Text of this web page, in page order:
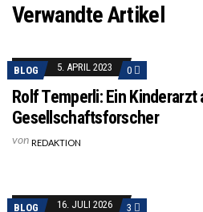
Verwandte Artikel
BLOG 5. APRIL 2023 0
Rolf Temperli: Ein Kinderarzt
Gesellschaftsforscher
von REDAKTION
BLOG 16. JULI 2026 3